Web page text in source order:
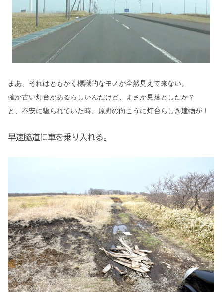
まあ、それはともかく標識的なモノが全然見えて来ない。
確か古い灯台があるらしいんだけど、まさか見落としたか？
と、不安に駆られていた時、原野の向こうに灯台らしき建物が！
早速脇道に車を乗り入れる。